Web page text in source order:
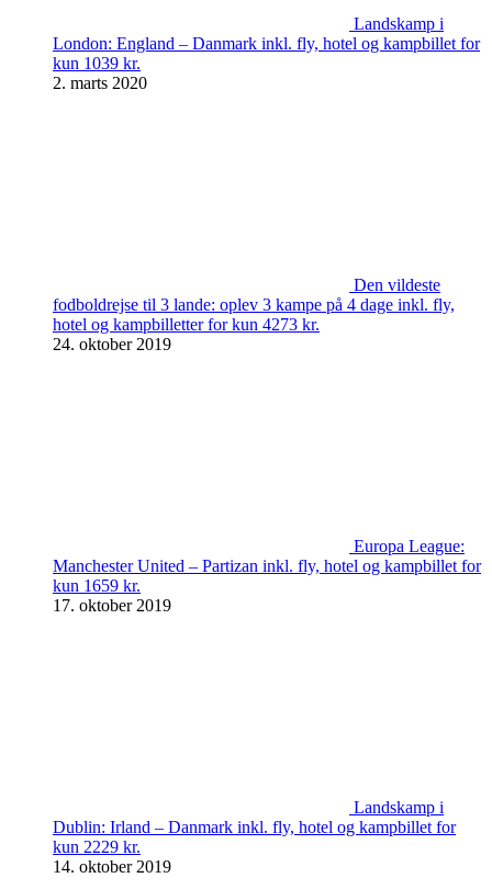
Landskamp i
London: England – Danmark inkl. fly, hotel og kampbillet for
kun 1039 kr.
2. marts 2020
Den vildeste
fodboldrejse til 3 lande: oplev 3 kampe på 4 dage inkl. fly,
hotel og kampbilletter for kun 4273 kr.
24. oktober 2019
Europa League:
Manchester United – Partizan inkl. fly, hotel og kampbillet for
kun 1659 kr.
17. oktober 2019
Landskamp i
Dublin: Irland – Danmark inkl. fly, hotel og kampbillet for
kun 2229 kr.
14. oktober 2019